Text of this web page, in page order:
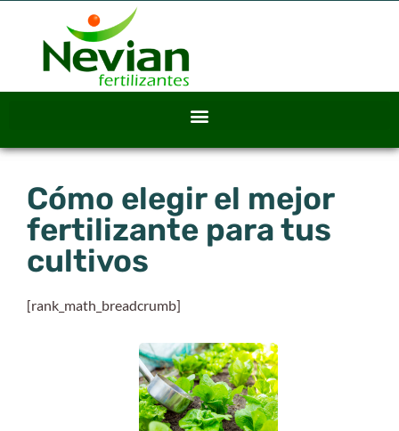
Cómo elegir el mejor
fertilizante para tus
cultivos
[rank_math_breadcrumb]